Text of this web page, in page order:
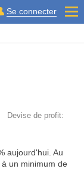
Se connecter
Devise de profit:
aujourd'hui. Au
un minimum de